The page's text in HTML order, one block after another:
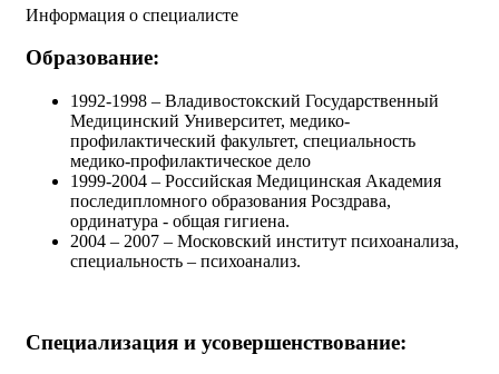
Информация о специалисте
Образование:
1992-1998 – Владивостокский Государственный
Медицинский Университет, медико-
профилактический факультет, специальность
медико-профилактическое дело
1999-2004 – Российская Медицинская Академия
последипломного образования Росздрава,
ординатура - общая гигиена.
2004 – 2007 – Московский институт психоанализа,
специальность – психоанализ.
Специализация и усовершенствование: